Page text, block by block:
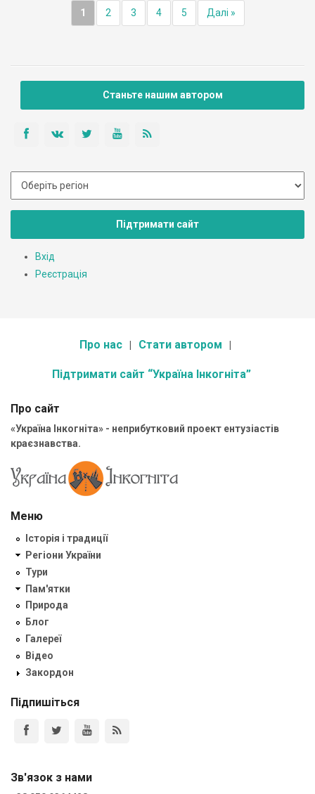
1 2 3 4 5 Далі »
Станьте нашим автором
Підтримати сайт
Вхід
Реєстрація
Про нас Стати автором
Підтримати сайт “Україна Інкогніта”
Про сайт
«Україна Інкогніта» - неприбутковий проект ентузіастів
краєзнавства.
Меню
Історія і традиції
Регіони України
Тури
Пам'ятки
Природа
Блог
Галереї
Відео
Закордон
Підпишіться
Зв'язок з нами